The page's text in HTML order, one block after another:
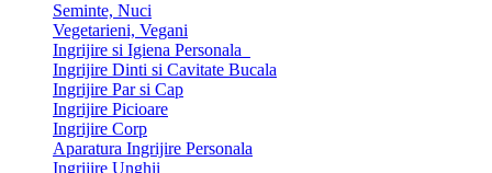
Seminte, Nuci
Vegetarieni, Vegani
Ingrijire si Igiena Personala
Ingrijire Dinti si Cavitate Bucala
Ingrijire Par si Cap
Ingrijire Picioare
Ingrijire Corp
Aparatura Ingrijire Personala
Ingrijire Unghii